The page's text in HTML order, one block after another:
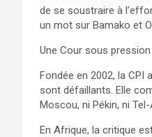
de se soustraire à
un mot sur Bamako et
Une Cour sous pression
Fondée en 2002, la CPI
sont défaillants. Elle
Moscou, ni Pékin, ni
En Afrique, la critique